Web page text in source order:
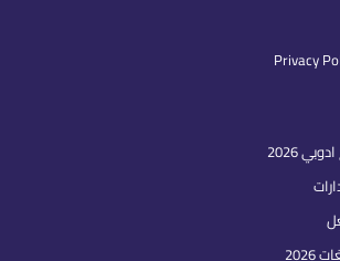
2026